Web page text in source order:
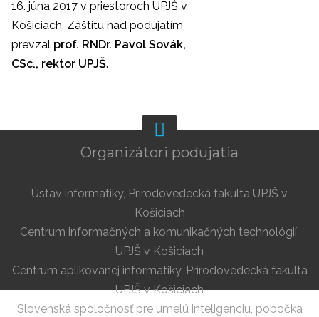
16. júna 2017 v priestoroch UPJŠ v
Košiciach. Záštitu nad podujatím
prevzal prof. RNDr. Pavol Sovák,
CSc., rektor UPJŠ.
Organizátori podujatia
Ústav informatiky, Prírodovedecká fakulta UPJŠ v
Košiciach
Centrum informačných a komunikačných technológií,
UPJŠ v Košiciach
Centrum aplikovanej informatiky, Prírodovedecká fakulta
UPJŠ v Košiciach
Slovenská spoločnosť pre umelú inteligenciu, pobočka